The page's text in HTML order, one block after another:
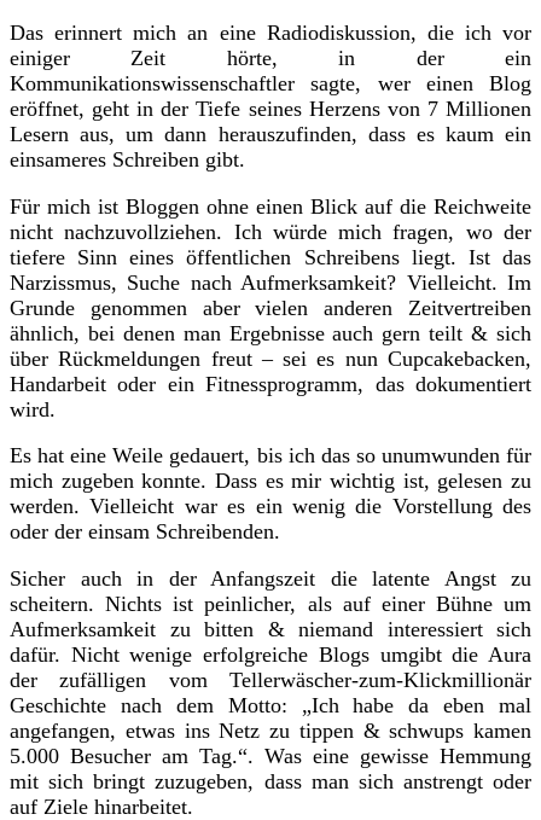
Das erinnert mich an eine Radiodiskussion, die ich vor
einiger Zeit hörte, in der ein
Kommunikationswissenschaftler sagte, wer einen Blog
eröffnet, geht in der Tiefe seines Herzens von 7 Millionen
Lesern aus, um dann herauszufinden, dass es kaum ein
einsameres Schreiben gibt.
Für mich ist Bloggen ohne einen Blick auf die Reichweite
nicht nachzuvollziehen. Ich würde mich fragen, wo der
tiefere Sinn eines öffentlichen Schreibens liegt. Ist das
Narzissmus, Suche nach Aufmerksamkeit? Vielleicht. Im
Grunde genommen aber vielen anderen Zeitvertreiben
ähnlich, bei denen man Ergebnisse auch gern teilt & sich
über Rückmeldungen freut – sei es nun Cupcakebacken,
Handarbeit oder ein Fitnessprogramm, das dokumentiert
wird.
Es hat eine Weile gedauert, bis ich das so unumwunden für
mich zugeben konnte. Dass es mir wichtig ist, gelesen zu
werden. Vielleicht war es ein wenig die Vorstellung des
oder der einsam Schreibenden.
Sicher auch in der Anfangszeit die latente Angst zu
scheitern. Nichts ist peinlicher, als auf einer Bühne um
Aufmerksamkeit zu bitten & niemand interessiert sich
dafür. Nicht wenige erfolgreiche Blogs umgibt die Aura
der zufälligen vom Tellerwäscher-zum-Klickmillionär
Geschichte nach dem Motto: „Ich habe da eben mal
angefangen, etwas ins Netz zu tippen & schwups kamen
5.000 Besucher am Tag.“. Was eine gewisse Hemmung
mit sich bringt zuzugeben, dass man sich anstrengt oder
auf Ziele hinarbeitet.